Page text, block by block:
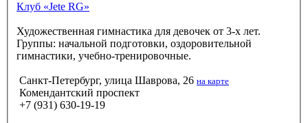
Клуб «Jete RG»
Художественная гимнастика для девочек от 3-х лет.
Группы: начальной подготовки, оздоровительной
гимнастики, учебно-тренировочные.
Санкт-Петербург, улица Шаврова, 26 на карте
Комендантский проспект
+7 (931) 630-19-19